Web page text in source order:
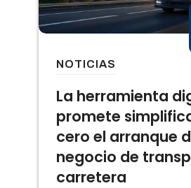
La herramienta
promete
cero el arranque
negocio de
carretera
NOTICIAS